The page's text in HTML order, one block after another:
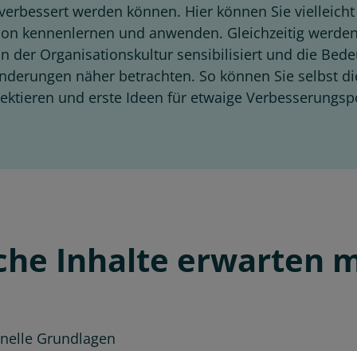
werden können. Hier können Sie
kennenlernen und anwenden. Gleichzeitig
der Organisationskultur sensibilisiert und die
näher betrachten. So können Sie selbst
und erste Ideen für etwaige
Inhalte erwarten
Grundlagen